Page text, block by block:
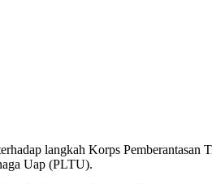
langkah Korps
Uap (PLTU).